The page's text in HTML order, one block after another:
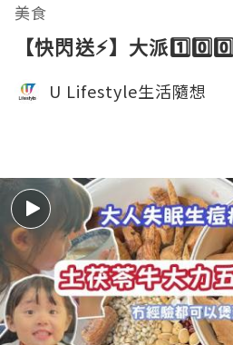
美食
【快閃送⚡】大派
U Lifestyle生活隨想